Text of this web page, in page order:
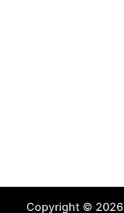
Copyright © 2026